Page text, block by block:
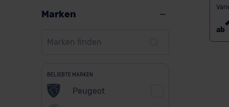
Marken
BELIEBTE MARKEN
Peugeot
ab